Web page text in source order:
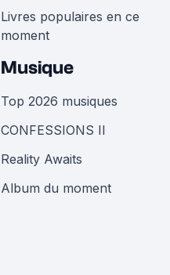
Livres populaires en ce
moment
Musique
Top 2026 musiques
CONFESSIONS II
Reality Awaits
Album du moment